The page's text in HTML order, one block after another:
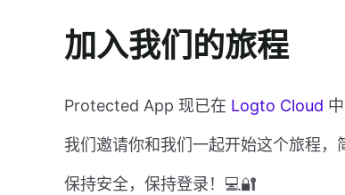
加入我们的旅程
Protected App 现已在 Logto Cloud
我们邀请你和我们一起开始这个旅程，
保持安全，保持登录！💻🔐